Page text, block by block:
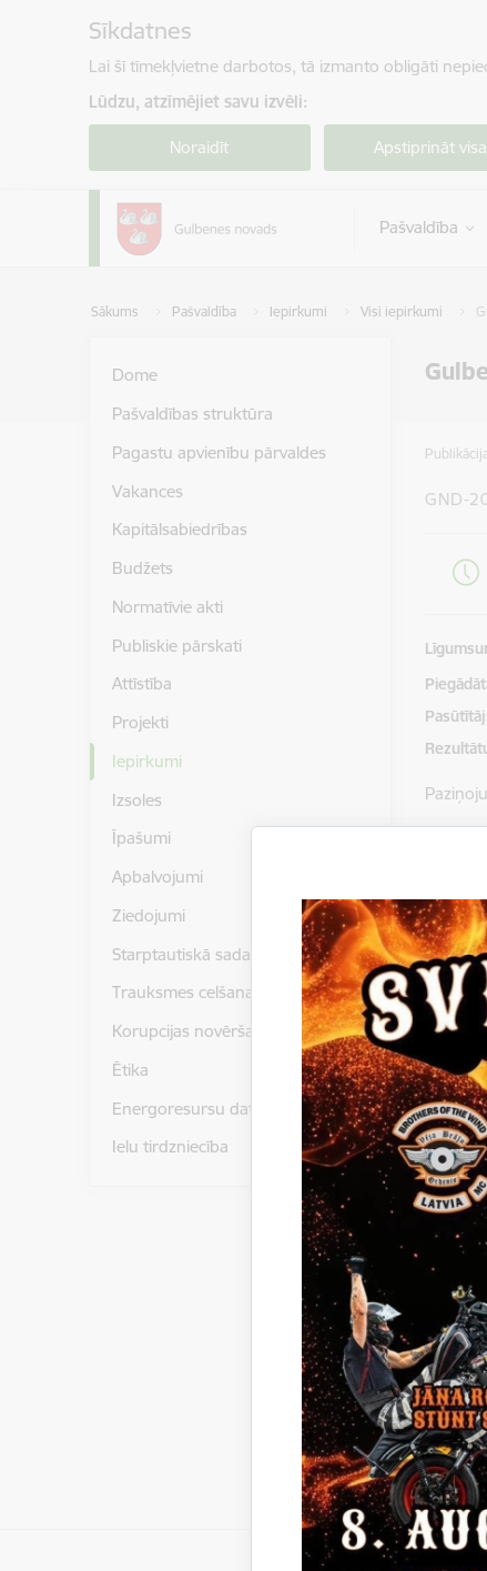
Sīkdatnes
Lai šī tīmekļvietne darbotos, tā izmanto obligāti
Lūdzu, atzīmējiet savu izvēli:
Noraidīt Apstiprināt
Pašvaldība
Sākums Pašvaldība Iepirkumi Visi iepirkumi
Dome
Pašvaldības struktūra
Pagastu apvienību pārvaldes
Vakances
Kapitālsabiedrības
Budžets
Normatīvie akti
Publiskie pārskati
Attīstība
Projekti
Iepirkumi
Izsoles
Īpašumi
Apbalvojumi
Ziedojumi
Starptautiskā sadarbība
Trauksmes celšana
Korupcijas novēršana
Ētika
Energoresursu dati un statistika
Ielu tirdzniecība
GND-
2014/
Pielikumi
centi).
Līgums